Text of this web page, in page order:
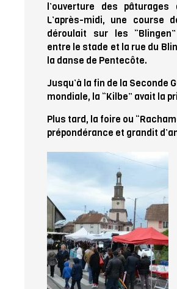
l’ouverture des pâturages
L’après-midi, une course
déroulait sur les
entre le stade et la rue du
la danse de Pentecôte.
Jusqu’à la fin de la Seconde
mondiale, la “Kilbe” avait la
Plus tard, la foire ou
prépondérance et grandit